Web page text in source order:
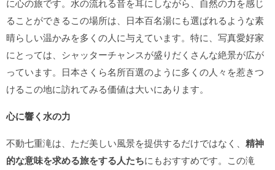
に心の旅です。水の流れる音を耳にしながら、自然の力を感じ
ることができるこの場所は、日本百名湯にも選ばれるような素
晴らしい温かみを多くの人に与えています。特に、写真愛好家
にとっては、シャッターチャンスが盛りだくさんな絶景が広が
っています。日本さくら名所百選のように多くの人々を惹きつ
けるこの地に訪れてみる価値は大いにあります。
心に響く水の力
不動七重滝は、ただ美しい風景を提供するだけではなく、 精神
的な意味を求める旅をする人たちにもおすすめです。この滝